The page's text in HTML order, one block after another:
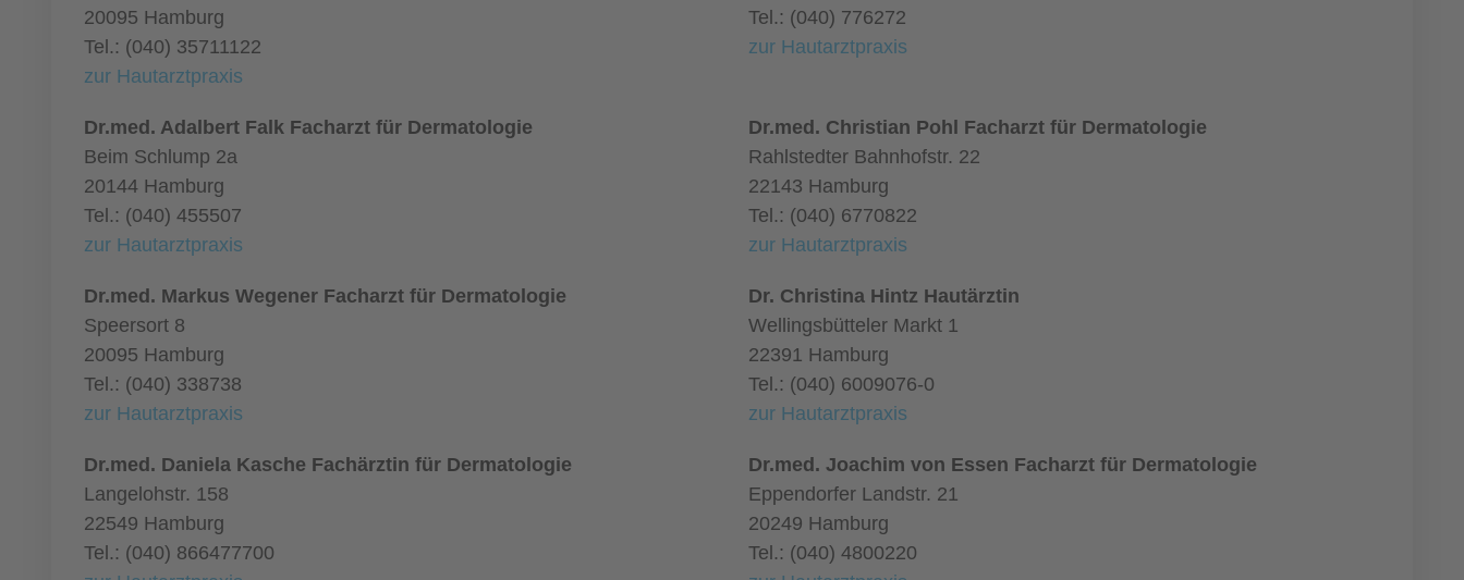
20095 Hamburg
Tel.: (040) 35711122
zur Hautarztpraxis
Tel.: (040) 776272
zur Hautarztpraxis
Dr.med. Adalbert Falk Facharzt für Dermatologie
Beim Schlump 2a
20144 Hamburg
Tel.: (040) 455507
zur Hautarztpraxis
Dr.med. Christian Pohl Facharzt für Dermatologie
Rahlstedter Bahnhofstr. 22
22143 Hamburg
Tel.: (040) 6770822
zur Hautarztpraxis
Dr.med. Markus Wegener Facharzt für Dermatologie
Speersort 8
20095 Hamburg
Tel.: (040) 338738
zur Hautarztpraxis
Dr. Christina Hintz Hautärztin
Wellingsbütteler Markt 1
22391 Hamburg
Tel.: (040) 6009076-0
zur Hautarztpraxis
Dr.med. Daniela Kasche Fachärztin für Dermatologie
Langelohstr. 158
22549 Hamburg
Tel.: (040) 866477700
Dr.med. Joachim von Essen Facharzt für Dermatologie
Eppendorfer Landstr. 21
20249 Hamburg
Tel.: (040) 4800220